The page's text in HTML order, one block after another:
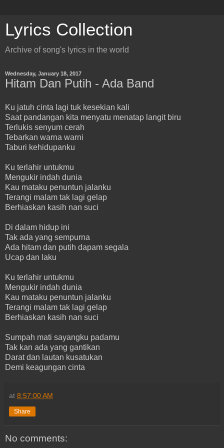
Lyrics Collection
Archive of song's lyrics in the world
Wednesday, January 18, 2017
Hitam Dan Putih - Ada Band
Ku jatuh cinta lagi tuk kesekian kali
Saat pandangan kita menyatu menatap langit biru
Terlukis senyum cerah
Tebarkan warna warni
Taburi kehidupanku
Ku terlahir untukmu
Mengukir indah dunia
Kau mataku penuntun jalanku
Terangi malam tak lagi gelap
Berhiaskan kasih nan suci
Di dalam hidup ini
Tak ada yang sempurna
Ada hitam dan putih dapam segala
Ucap dan laku
Ku terlahir untukmu
Mengukir indah dunia
Kau mataku penuntun jalanku
Terangi malam tak lagi gelap
Berhiaskan kasih nan suci
Sumpah mati sayangku padamu
Tak kan ada yang gantikan
Darat dan lautan kusatukan
Demi keagungan cinta
at 8:57:00 AM
Share
No comments: